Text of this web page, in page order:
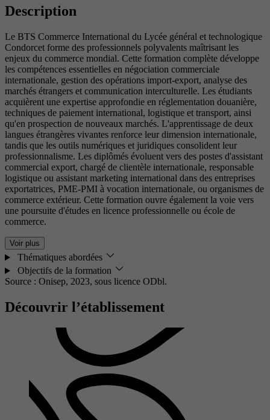
Description
Le BTS Commerce International du Lycée général et technologique
Condorcet forme des professionnels polyvalents maîtrisant les
enjeux du commerce mondial. Cette formation complète développe
les compétences essentielles en négociation commerciale
internationale, gestion des opérations import-export, analyse des
marchés étrangers et communication interculturelle. Les étudiants
acquièrent une expertise approfondie en réglementation douanière,
techniques de paiement international, logistique et transport, ainsi
qu'en prospection de nouveaux marchés. L'apprentissage de deux
langues étrangères vivantes renforce leur dimension internationale,
tandis que les outils numériques et juridiques consolident leur
professionnalisme. Les diplômés évoluent vers des postes d'assistant
commercial export, chargé de clientèle internationale, responsable
logistique ou assistant marketing international dans des entreprises
exportatrices, PME-PMI à vocation internationale, ou organismes de
commerce extérieur. Cette formation ouvre également la voie vers
une poursuite d'études en licence professionnelle ou école de
commerce.
Voir plus
Thématiques abordées
Objectifs de la formation
Source : Onisep, 2023, sous licence ODbl.
Découvrir l’établissement